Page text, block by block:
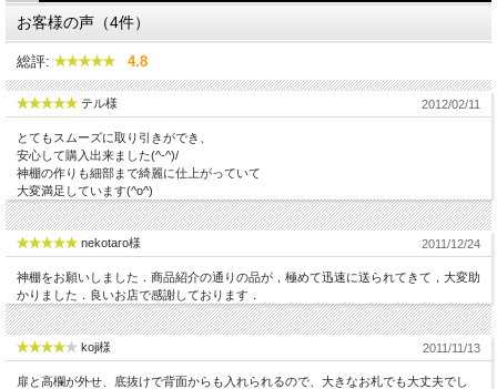
お客様の声（4件）
総評: 4.8
テル様 2012/02/11
とてもスムーズに取り引きができ、
安心して購入出来ました(^-^)/
神棚の作りも細部まで綺麗に仕上がっていて
大変満足しています(^o^)
nekotaro様 2011/12/24
神棚をお願いしました．商品紹介の通りの品が，極めて迅速に送られてきて，大変助
かりました．良いお店で感謝しております．
koji様 2011/11/13
扉と高欄が外せ、底抜けで背面からも入れられるので、大きなお札でも大丈夫でし